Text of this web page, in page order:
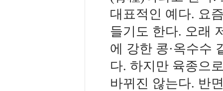
대표적인 예다. 요
들기도 한다. 오래
에 강한 콩·옥수수
다. 하지만 육종으
바뀌진 않는다. 반